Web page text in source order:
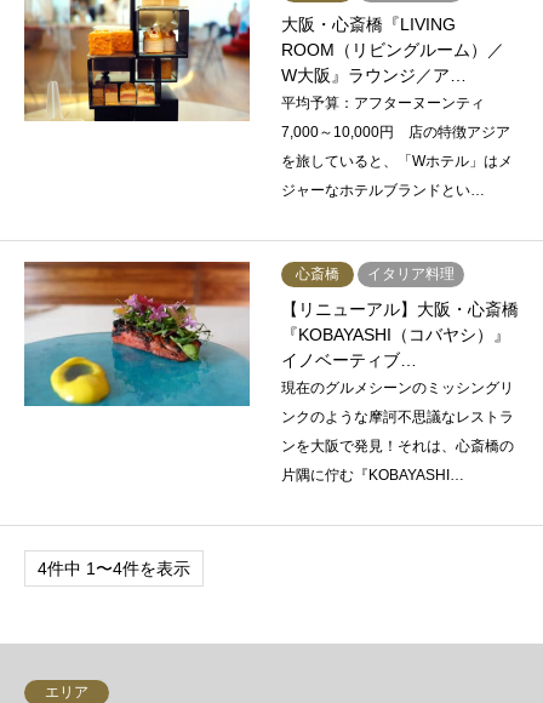
大阪・心斎橋『LIVING
ROOM（リビングルーム）／
W大阪』ラウンジ／ア…
平均予算：アフターヌーンティ
7,000～10,000円 店の特徴アジア
を旅していると、「Wホテル」はメ
ジャーなホテルブランドとい…
心斎橋 イタリア料理
【リニューアル】大阪・心斎橋
『KOBAYASHI（コバヤシ）』
イノベーティブ…
現在のグルメシーンのミッシングリ
ンクのような摩訶不思議なレストラ
ンを大阪で発見！それは、心斎橋の
片隅に佇む『KOBAYASHI…
4件中 1〜4件を表示
エリア